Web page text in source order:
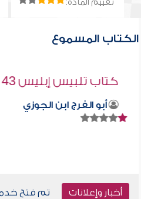
تقييم المادة:
الكتاب المسموع
كتاب تلبيس إبليس 43
أبو الفرج ابن الجوزي
أخبار وإعلانات
تم فتح